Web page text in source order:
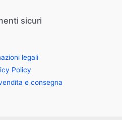
sicuri
legali
Policy
e consegna